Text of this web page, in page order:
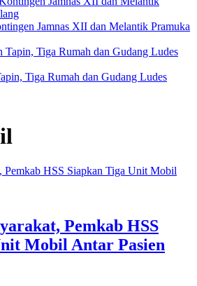
Jamnas XII dan Melantik Pramuka
Tiga Rumah dan Gudang Ludes
Pemkab HSS
Mobil Antar Pasien